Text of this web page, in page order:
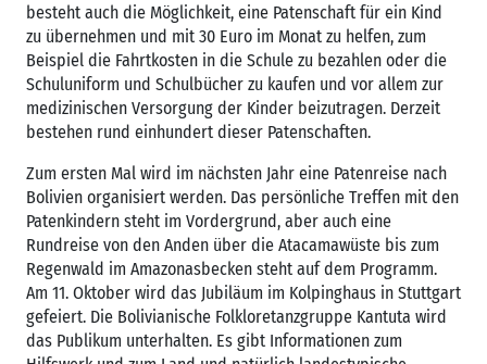
besteht auch die Möglichkeit, eine Patenschaft für ein Kind
zu übernehmen und mit 30 Euro im Monat zu helfen, zum
Beispiel die Fahrtkosten in die Schule zu bezahlen oder die
Schuluniform und Schulbücher zu kaufen und vor allem zur
medizinischen Versorgung der Kinder beizutragen. Derzeit
bestehen rund einhundert dieser Patenschaften.
Zum ersten Mal wird im nächsten Jahr eine Patenreise nach
Bolivien organisiert werden. Das persönliche Treffen mit den
Patenkindern steht im Vordergrund, aber auch eine
Rundreise von den Anden über die Atacamawüste bis zum
Regenwald im Amazonasbecken steht auf dem Programm.
Am 11. Oktober wird das Jubiläum im Kolpinghaus in Stuttgart
gefeiert. Die Bolivianische Folkloretanzgruppe Kantuta wird
das Publikum unterhalten. Es gibt Informationen zum